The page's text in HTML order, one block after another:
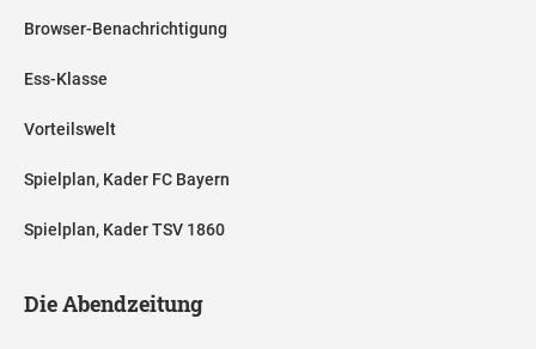
Browser-Benachrichtigung
Ess-Klasse
Vorteilswelt
Spielplan, Kader FC Bayern
Spielplan, Kader TSV 1860
Die Abendzeitung